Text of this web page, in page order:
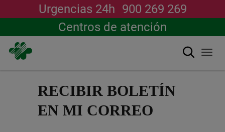
Urgencias 24h 900 269 269
Centros de atención
Buscar
RECIBIR BOLETÍN
EN MI CORREO